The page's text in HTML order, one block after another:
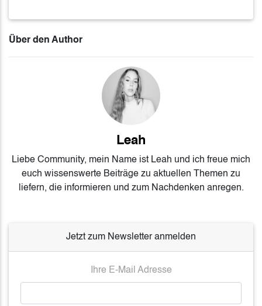
Über den Author
Leah
Liebe Community, mein Name ist Leah und ich freue mich
euch wissenswerte Beiträge zu aktuellen Themen zu
liefern, die informieren und zum Nachdenken anregen.
Jetzt zum Newsletter anmelden
Ihre E-Mail Adresse